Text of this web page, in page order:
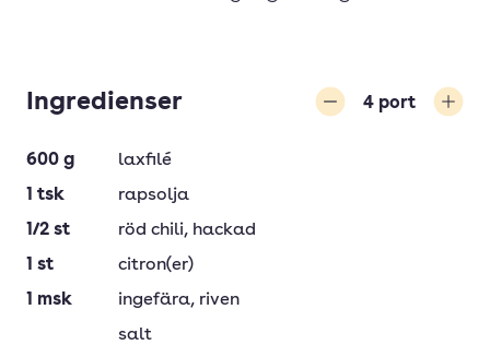
Ingredienser 4 port
600 g
laxfilé
1 tsk
rapsolja
1/2 st röd chili, hackad
1 st
citron(er)
1 msk ingefära, riven
salt